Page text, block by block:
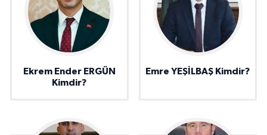
Ekrem Ender ERGÜN
Kimdir?
Emre YEŞİLBAŞ Kimdir?